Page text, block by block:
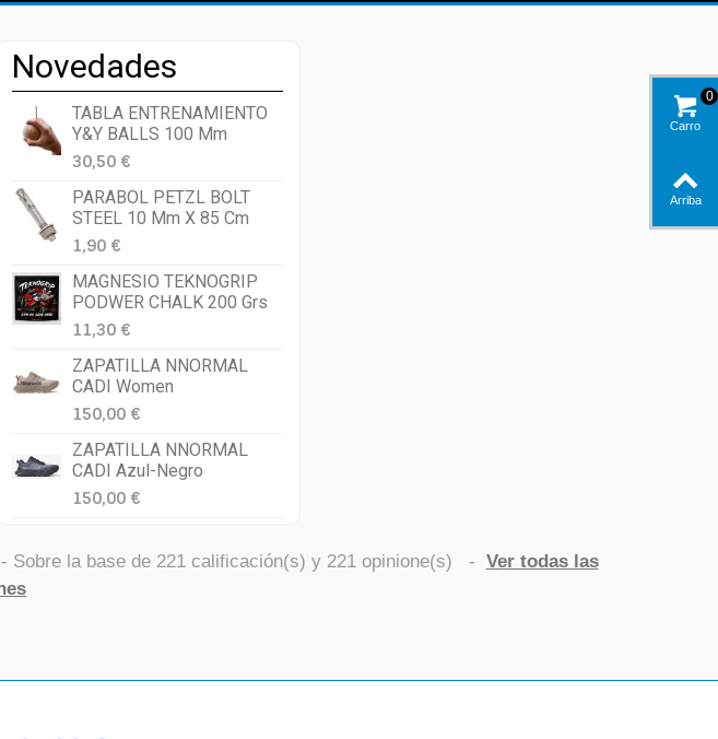
Novedades
TABLA ENTRENAMIENTO
Y&Y BALLS 100 Mm
30,50 €
PARABOL PETZL BOLT
STEEL 10 Mm X 85 Cm
1,90 €
MAGNESIO TEKNOGRIP
PODWER CHALK 200 Grs
11,30 €
ZAPATILLA NNORMAL
CADI Women
150,00 €
ZAPATILLA NNORMAL
CADI Azul-Negro
150,00 €
Sobre la base de 221 calificación(s) y 221 opinione(s) - Ver todas las
Carro
0
Arriba